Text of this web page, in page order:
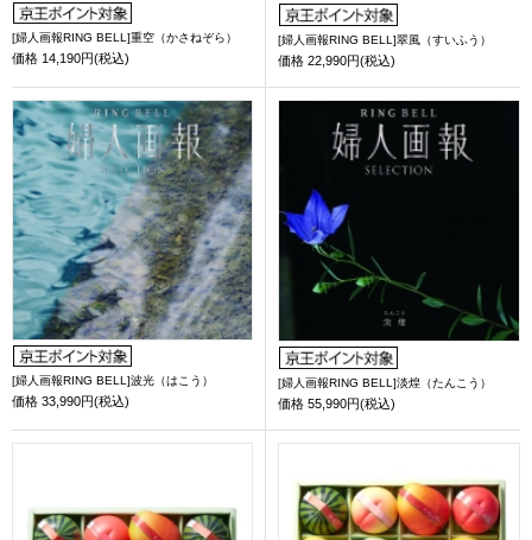
[婦人画報RING BELL]重空（かさねぞら）
価格 14,190円(税込)
[婦人画報RING BELL]翠風（すいふう）
価格 22,990円(税込)
[婦人画報RING BELL]波光（はこう）
価格 33,990円(税込)
[婦人画報RING BELL]淡煌（たんこう）
価格 55,990円(税込)